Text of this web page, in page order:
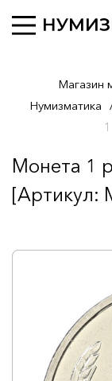
Магазин
Нумизматика
Монета 1
[Артикул: